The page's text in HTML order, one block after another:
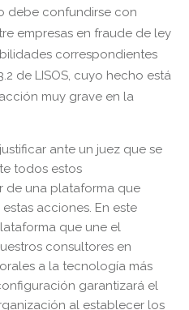
debe confundirse con
empresas en fraude de ley
correspondientes
de LISOS, cuyo hecho está
muy grave en la
ante un juez que se
todos estos
de una plataforma que
acciones. En este
que une el
consultores en
a la tecnología más
garantizará el
al establecer los